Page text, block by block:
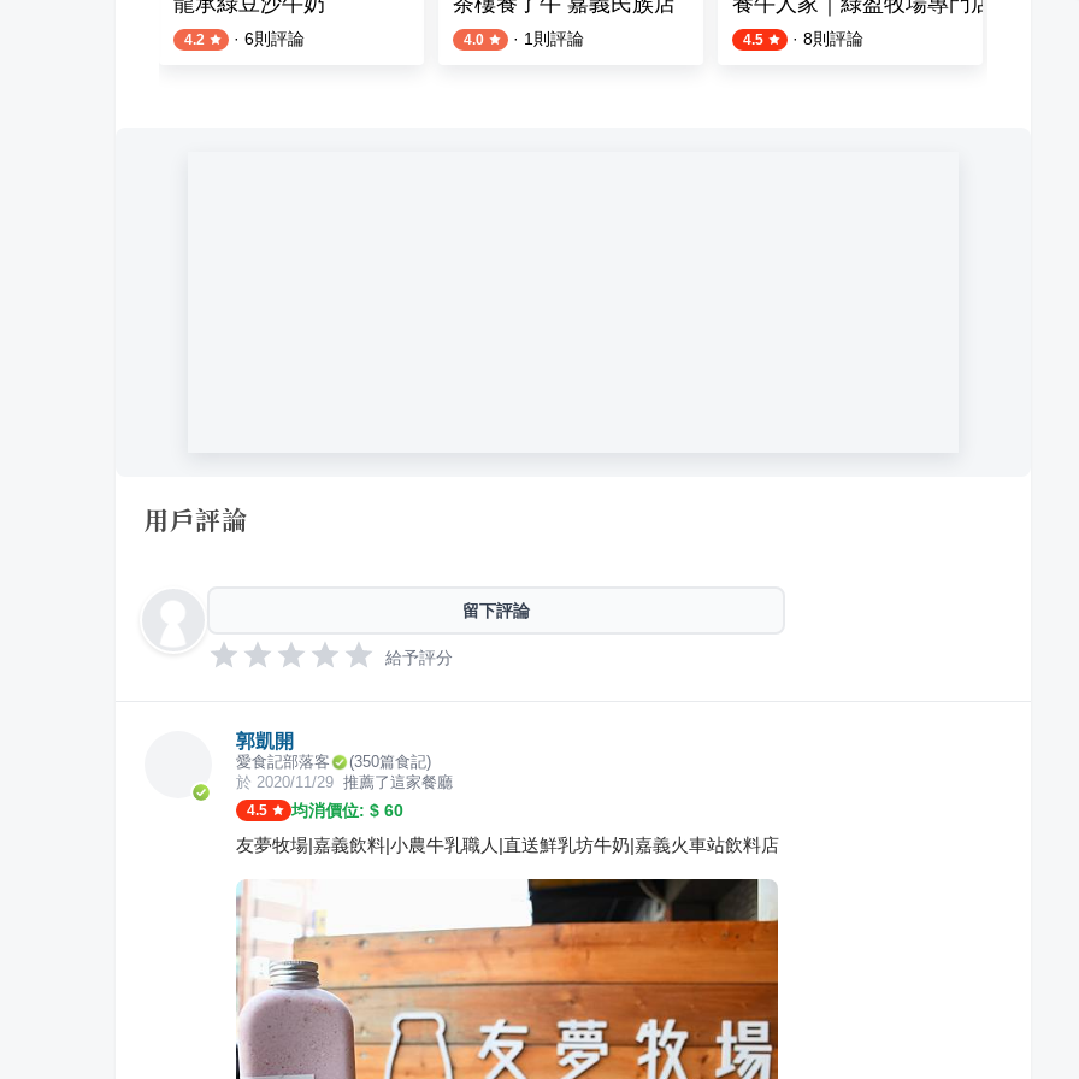
4.2 · 6則評論 4.0 · 1 則評論 4.5 · 8則評論
用戶評論
留下評論
給予評分
郭凱開
愛食記部落客 (350篇食記)
於 2020/11/29 推薦了這家餐廳
4.5 均消價位: $ 60
友夢牧場|嘉義飲料|小農牛乳職人|直送鮮乳坊牛奶|嘉義火車站飲料店